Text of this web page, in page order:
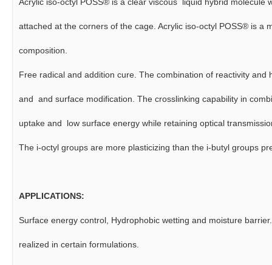
Acrylic iso-octyl POSS® is a clear viscous liquid hybrid
attached at the corners of the cage. Acrylic iso-octyl POSS® is
composition.
Free radical and addition cure. The combination of reactivity
and and surface modification. The crosslinking capability in
uptake and low surface energy while retaining optical
The i-octyl groups are more plasticizing than the i-butyl groups
APPLICATIONS:
Surface energy control, Hydrophobic wetting and moisture
realized in certain formulations.